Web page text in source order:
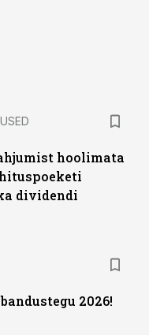
hoolimata
dividendi
2026!